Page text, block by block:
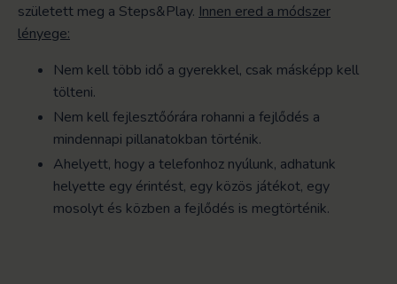
született meg a Steps&Play. Innen ered a módszer
lényege:
Nem kell több idő a gyerekkel, csak másképp kell
tölteni.
Nem kell fejlesztőórára rohanni a fejlődés a
mindennapi pillanatokban történik.
Ahelyett, hogy a telefonhoz nyúlunk, adhatunk
helyette egy érintést, egy közös játékot, egy
mosolyt és közben a fejlődés is megtörténik.